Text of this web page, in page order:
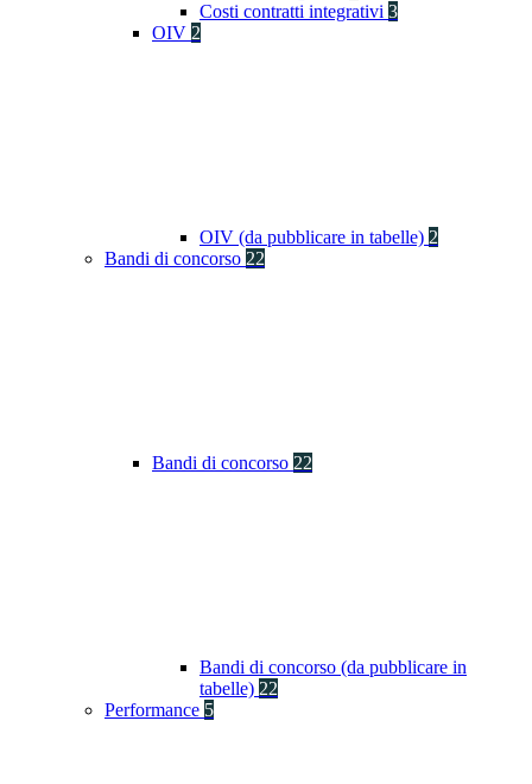
Costi contratti integrativi 3
OIV 2
OIV (da pubblicare in tabelle) 2
Bandi di concorso 22
Bandi di concorso 22
Bandi di concorso (da pubblicare in
tabelle) 22
Performance 5